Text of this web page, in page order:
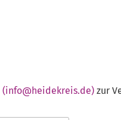
(info@heidekreis.de) zur